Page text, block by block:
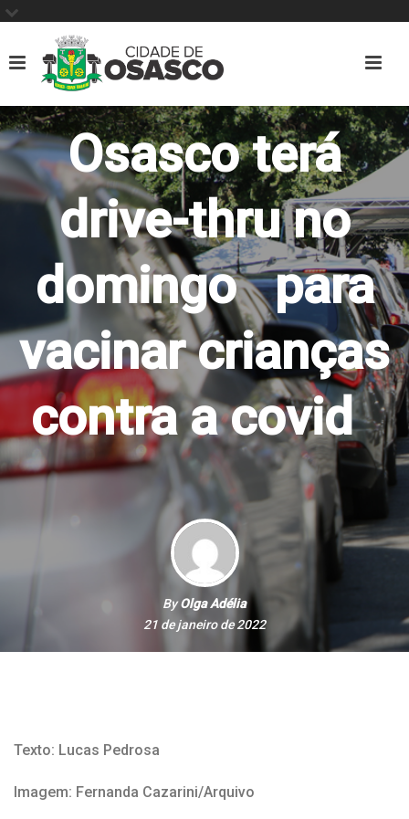
Osasco terá
drive-thru no
domingo para
vacinar crianças
contra a covid
ByOlga Adélia
21 de janeiro de 2022
Texto: Lucas Pedrosa
Imagem: Fernanda Cazarini/Arquivo